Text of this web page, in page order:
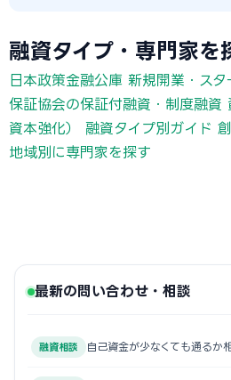
融資タイプ・専門家を
日本政策金融公庫 新規開業・ス
保証協会の保証付融資・制度融資
資本強化）
融資タイプ別ガイド
地域別に専門家を探す
最新の問い合わせ・相談
融資相談 自己資金が少なくても通るか